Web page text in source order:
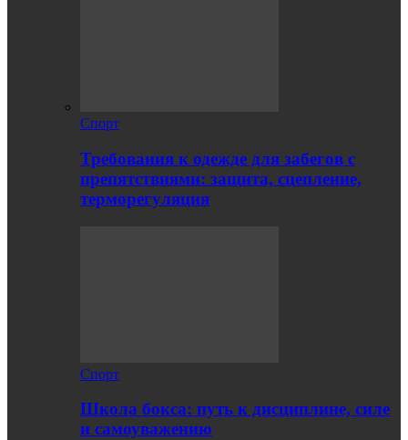
Спорт
Требования к одежде для забегов с
препятствиями: защита, сцепление,
терморегуляция
Спорт
Школа бокса: путь к дисциплине, силе
и самоуважению